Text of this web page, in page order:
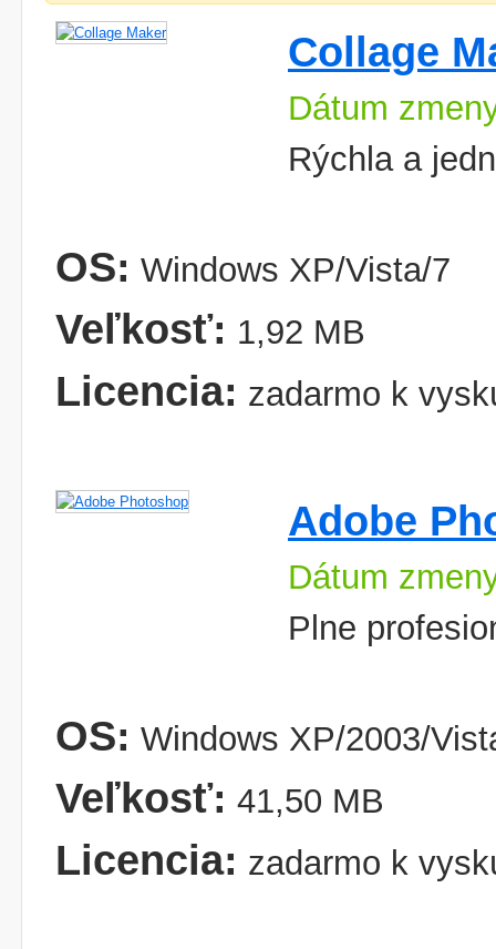
Collage
Dátum
Rýchla a
OS: Windows XP/Vista/7
Veľkosť: 1,92 MB
Licencia: zadarmo k
Adobe
Dátum
Plne
OS: Windows XP/2003/
Veľkosť: 41,50 MB
Licencia: zadarmo k